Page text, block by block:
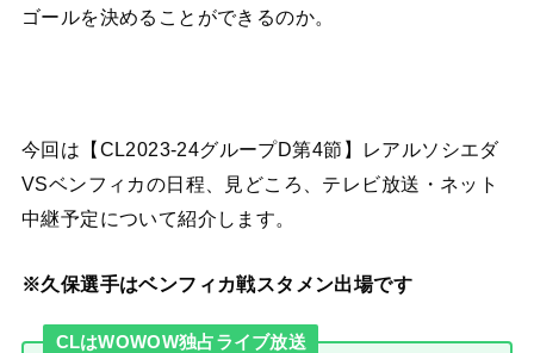
ゴールを決めることができるのか。
今回は【CL2023-24グループD第4節】レアルソシエダ
VSベンフィカの日程、見どころ、テレビ放送・ネット
中継予定について紹介します。
※久保選手はベンフィカ戦スタメン出場です
CLはWOWOW独占ライブ放送